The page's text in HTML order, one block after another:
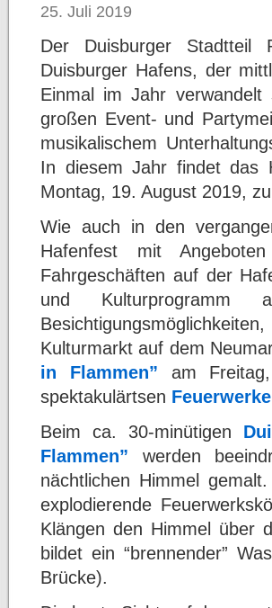
25. Juli 2019
Der Duisburger Stadtteil
Duisburger Hafens, der
Einmal im Jahr
großen Event- und
musikalischem
In diesem Jahr findet das
Montag, 19. August 2019,
Wie auch in den
Hafenfest mit
Fahrgeschäften auf der
und Kulturprogramm
Kulturmarkt auf dem
in Flammen”
am
spektakulärtsen
Beim ca. 30-minütigen
Flammen” werden
nächtlichen Himmel
explodierende
Klängen den Himmel über
bildet ein “brennender”
Brücke).